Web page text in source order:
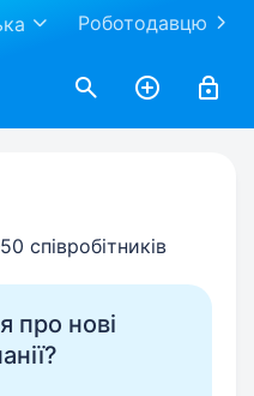
Роботодавцю
співробітників
про нові